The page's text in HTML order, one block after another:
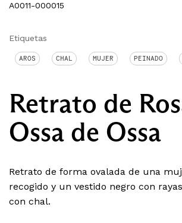
A0011-000015
Etiquetas
AROS CHAL MUJER PEINADO
Retrato de
Ossa de Ossa
Retrato de forma ovalada de una
recogido y un vestido negro con
con chal.